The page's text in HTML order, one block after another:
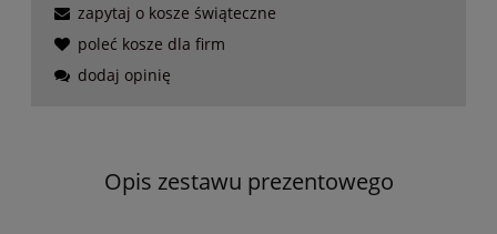
zapytaj o kosze świąteczne
poleć kosze dla firm
dodaj opinię
Opis zestawu prezentowego